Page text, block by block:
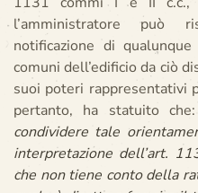
l’amministratore può
notificazione di
comuni dell’edificio da ciò
suoi poteri rappresentativi
pertanto, ha statuito
condividere tale
interpretazione dell’art.
che non tiene conto della